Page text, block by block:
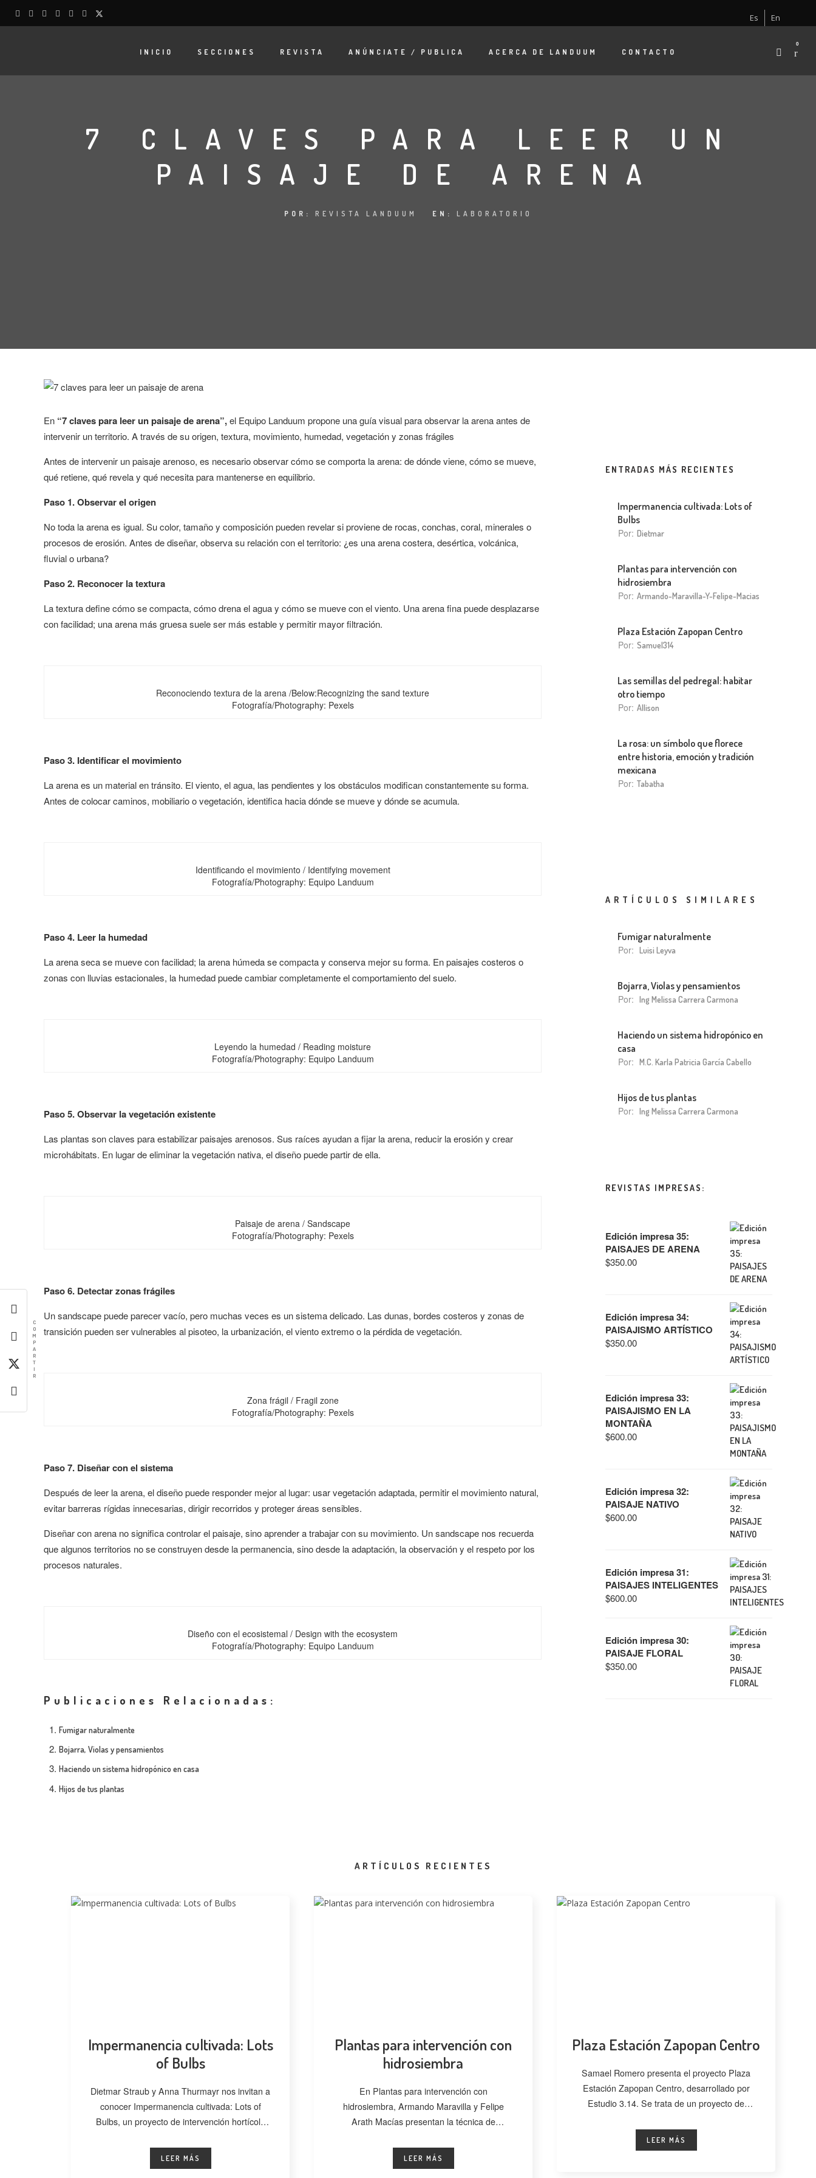
Es En
INICIO SECCIONES REVISTA ANÚNCIATE / PUBLICA ACERCA DE LANDUUM CONTACTO
0
7 CLAVES PARA LEER UN
PAISAJE DE ARENA
POR: REVISTA LANDUUM EN: LABORATORIO
En “7 claves para leer un paisaje de arena”,el Equipo Landuum propone una guía visual para observar la arena antes de
intervenir un territorio. A través de su origen, textura, movimiento, humedad, vegetación y zonas frágiles
Antes de intervenir un paisaje arenoso, es necesario observar cómo se comporta la arena: de dónde viene, cómo se mueve,
qué retiene, qué revela y qué necesita para mantenerse en equilibrio.
Paso 1. Observar el origen
No toda la arena es igual. Su color, tamaño y composición pueden revelar si proviene de rocas, conchas, coral, minerales o
procesos de erosión. Antes de diseñar, observa su relación con el territorio: ¿es una arena costera, desértica, volcánica,
fluvial o urbana?
Paso 2. Reconocer la textura
La textura define cómo se compacta, cómo drena el agua y cómo se mueve con el viento. Una arena fina puede desplazarse
con facilidad; una arena más gruesa suele ser más estable y permitir mayor filtración.
Reconociendo textura de la arena /Below:Recognizing the sand texture
Fotografía/Photography: Pexels
Paso 3. Identificar el movimiento
La arena es un material en tránsito. El viento, el agua, las pendientes y los obstáculos modifican constantemente su forma.
Antes de colocar caminos, mobiliario o vegetación, identifica hacia dónde se mueve y dónde se acumula.
Identificando el movimiento / Identifying movement
Fotografía/Photography: Equipo Landuum
Paso 4. Leer la humedad
La arena seca se mueve con facilidad; la arena húmeda se compacta y conserva mejor su forma. En paisajes costeros o
zonas con lluvias estacionales, la humedad puede cambiar completamente el comportamiento del suelo.
Leyendo la humedad / Reading moisture
Fotografía/Photography: Equipo Landuum
Paso 5. Observar la vegetación existente
Las plantas son claves para estabilizar paisajes arenosos. Sus raíces ayudan a fijar la arena, reducir la erosión y crear
microhábitats. En lugar de eliminar la vegetación nativa, el diseño puede partir de ella.
Paisaje de arena / Sandscape
Fotografía/Photography: Pexels
Paso 6. Detectar zonas frágiles
Un sandscape puede parecer vacío, pero muchas veces es un sistema delicado. Las dunas, bordes costeros y zonas de
transición pueden ser vulnerables al pisoteo, la urbanización, el viento extremo o la pérdida de vegetación.
Zona frágil / Fragil zone
Fotografía/Photography: Pexels
Paso 7. Diseñar con el sistema
Después de leer la arena, el diseño puede responder mejor al lugar: usar vegetación adaptada, permitir el movimiento natural,
evitar barreras rígidas innecesarias, dirigir recorridos y proteger áreas sensibles.
Diseñar con arena no significa controlar el paisaje, sino aprender a trabajar con su movimiento. Un sandscape nos recuerda
que algunos territorios no se construyen desde la permanencia, sino desde la adaptación, la observación y el respeto por los
procesos naturales.
Diseño con el ecosistemal / Design with the ecosystem
Fotografía/Photography: Equipo Landuum
Publicaciones Relacionadas:
Fumigar naturalmente
Bojarra, Violas y pensamientos
Haciendo un sistema hidropónico en casa
Hijos de tus plantas
ENTRADAS MÁS RECIENTES
Impermanencia cultivada: Lots of
Bulbs
Por: Dietmar
Plantas para intervención con
hidrosiembra
Por: Armando-Maravilla-Y-Felipe-Macias
Plaza Estación Zapopan Centro
Por: Samuel314
Las semillas del pedregal: habitar
otro tiempo
Por: Allison
La rosa: un símbolo que florece
entre historia, emoción y tradición
mexicana
Por: Tabatha
ARTÍCULOS SIMILARES
Fumigar naturalmente
Por: Luisi Leyva
Bojarra, Violas y pensamientos
Por: Ing Melissa Carrera Carmona
Haciendo un sistema hidropónico en
casa
Por: M.C. Karla Patricia García Cabello
Hijos de tus plantas
Por: Ing Melissa Carrera Carmona
REVISTAS IMPRESAS:
Edición impresa 35:
PAISAJES DE ARENA
$350.00
Edición impresa 34:
PAISAJISMO ARTÍSTICO
$350.00
Edición impresa 33:
PAISAJISMO EN LA
MONTAÑA
$600.00
Edición impresa 32:
PAISAJE NATIVO
$600.00
Edición impresa 31:
PAISAJES INTELIGENTES
$600.00
Edición impresa 30:
PAISAJE FLORAL
$350.00
C
O
M
P
A
R
T
I
R
ARTÍCULOS RECIENTES
Impermanencia cultivada: Lots
of Bulbs
Dietmar Straub y Anna Thurmayr nos invitan a
conocer Impermanencia cultivada: Lots of
Bulbs, un proyecto de intervención hortícola
LEER MÁS
Plantas para intervención con
hidrosiembra
En Plantas para intervención con
hidrosiembra, Armando Maravilla y Felipe
Arath Macías presentan la técnica de
LEER MÁS
Plaza Estación Zapopan Centro
Samael Romero presenta el proyecto Plaza
Estación Zapopan Centro, desarrollado por
Estudio 3.14. Se trata de un proyecto de
LEER MÁS